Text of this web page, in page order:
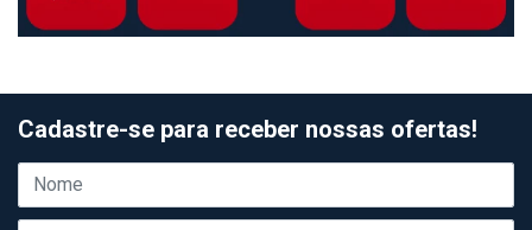
Cadastre-se para receber nossas ofertas!